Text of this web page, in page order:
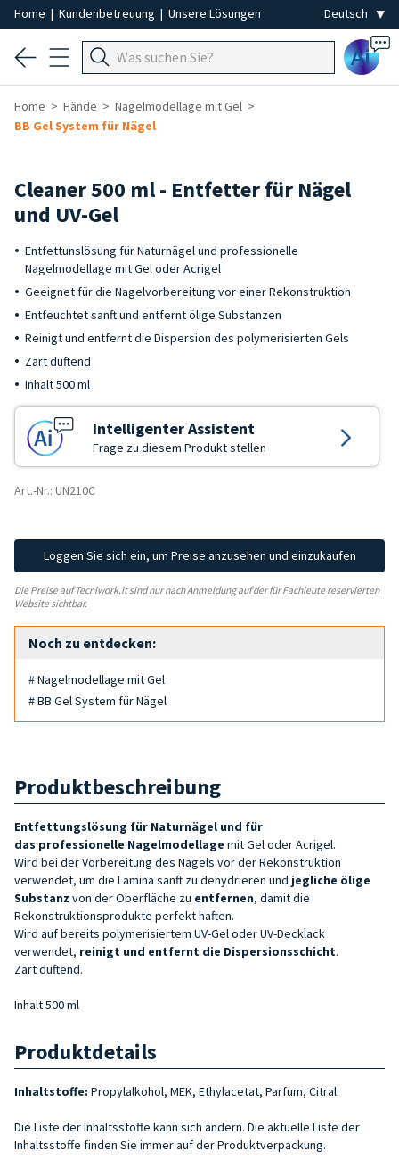
Home | Kundenbetreuung | Unsere Lösungen
Ai
Home Hände
Nagelmodellage mit Gel
BB Gel System für Nägel
Cleaner 500 ml - Entfetter für Nägel
und UV-Gel
Entfettunslösung für Naturnägel und professionelle
Nagelmodellage mit Gel oder Acrigel
Geeignet für die Nagelvorbereitung vor einer Rekonstruktion
Entfeuchtet sanft und entfernt ölige Substanzen
Reinigt und entfernt die Dispersion des polymerisierten Gels
Zart duftend
Inhalt 500 ml
Intelligenter Assistent
Frage zu diesem Produkt stellen
Art.-Nr.: UN210C
Loggen Sie sich ein, um Preise anzusehen und einzukaufen
Die Preise auf Tecniwork.it sind nur nach Anmeldung auf der für Fachleute reservierten
Website sichtbar.
Noch zu entdecken:
# Nagelmodellage mit Gel
# BB Gel System für Nägel
Produktbeschreibung
Entfettungslösung für Naturnägel und für
das professionelle Nagelmodellage mit Gel oder Acrigel.
Wird bei der Vorbereitung des Nagels vor der Rekonstruktion
verwendet, um die Lamina sanft zu dehydrieren und jegliche ölige
Substanz von der Oberfläche zu entfernen, damit die
Rekonstruktionsprodukte perfekt haften.
Wird auf bereits polymerisiertem UV-Gel oder UV-Decklack
verwendet, reinigt und entfernt die Dispersionsschicht.
Zart duftend.
Inhalt 500 ml
Produktdetails
Inhaltstoffe: Propylalkohol, MEK, Ethylacetat, Parfum, Citral.
Die Liste der Inhaltsstoffe kann sich ändern. Die aktuelle Liste der
Inhaltsstoffe finden Sie immer auf der Produktverpackung.